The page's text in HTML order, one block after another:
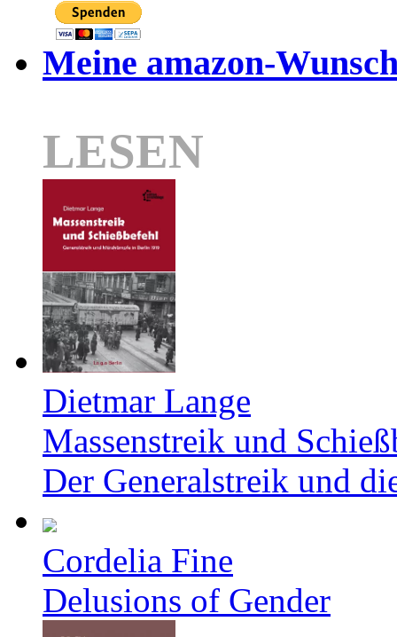
Meine amazon-
LESEN
Dietmar Lange
Massenstreik und
Der Generalstreik und
Cordelia Fine
Delusions of Gender